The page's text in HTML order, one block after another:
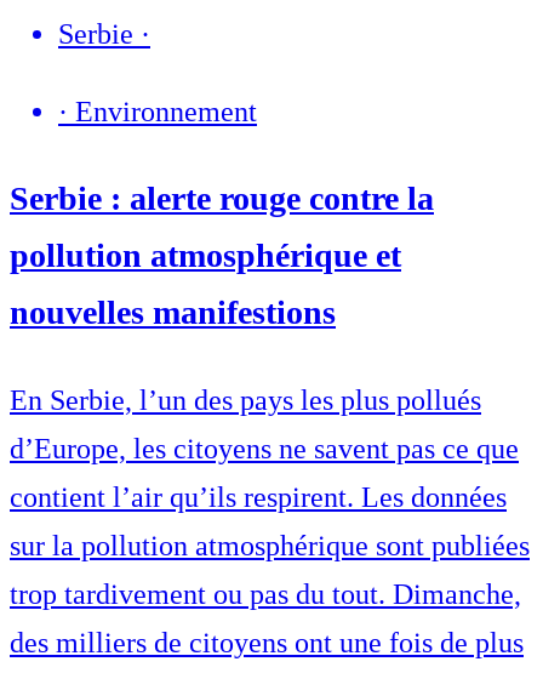
Serbie ·
· Environnement
Serbie : alerte rouge contre la
pollution atmosphérique et
nouvelles manifestions
En Serbie, l’un des pays les plus pollués
d’Europe, les citoyens ne savent pas ce que
contient l’air qu’ils respirent. Les données
sur la pollution atmosphérique sont publiées
trop tardivement ou pas du tout. Dimanche,
des milliers de citoyens ont une fois de plus